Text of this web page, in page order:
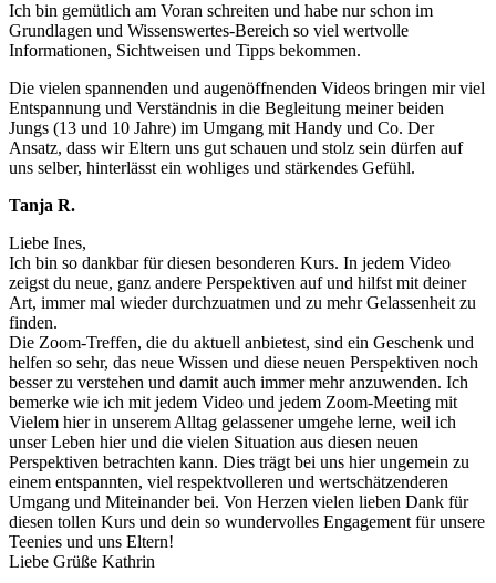
Ich bin gemütlich am Voran schreiten und habe nur schon im
Grundlagen und Wissenswertes-Bereich so viel wertvolle
Informationen, Sichtweisen und Tipps bekommen.
Die vielen spannenden und augenöffnenden Videos bringen mir viel
Entspannung und Verständnis in die Begleitung meiner beiden
Jungs (13 und 10 Jahre) im Umgang mit Handy und Co. Der
Ansatz, dass wir Eltern uns gut schauen und stolz sein dürfen auf
uns selber, hinterlässt ein wohliges und stärkendes Gefühl.
Tanja R.
Liebe Ines,
Ich bin so dankbar für diesen besonderen Kurs. In jedem Video
zeigst du neue, ganz andere Perspektiven auf und hilfst mit deiner
Art, immer mal wieder durchzuatmen und zu mehr Gelassenheit zu
finden.
Die Zoom-Treffen, die du aktuell anbietest, sind ein Geschenk und
helfen so sehr, das neue Wissen und diese neuen Perspektiven noch
besser zu verstehen und damit auch immer mehr anzuwenden. Ich
bemerke wie ich mit jedem Video und jedem Zoom-Meeting mit
Vielem hier in unserem Alltag gelassener umgehe lerne, weil ich
unser Leben hier und die vielen Situation aus diesen neuen
Perspektiven betrachten kann. Dies trägt bei uns hier ungemein zu
einem entspannten, viel respektvolleren und wertschätzenderen
Umgang und Miteinander bei. Von Herzen vielen lieben Dank für
diesen tollen Kurs und dein so wundervolles Engagement für unsere
Teenies und uns Eltern!
Liebe Grüße Kathrin